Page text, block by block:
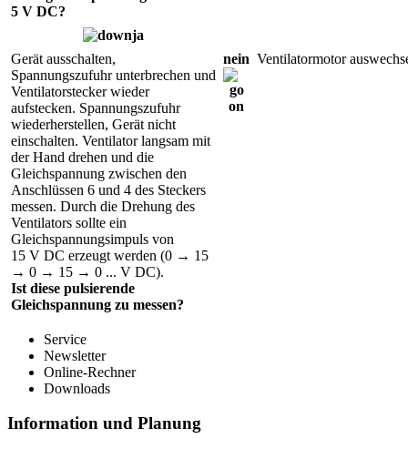
5 V DC?
ja
Gerät ausschalten,
Spannungszufuhr unterbrechen und
Ventilatorstecker wieder
aufstecken. Spannungszufuhr
wiederherstellen, Gerät nicht
einschalten. Ventilator langsam mit
der Hand drehen und die
Gleichspannung zwischen den
Anschlüssen 6 und 4 des Steckers
messen. Durch die Drehung des
Ventilators sollte ein
Gleichspannungsimpuls von
15 V DC erzeugt werden (0 → 15
→ 0 → 15 → 0 ... V DC).
Ist diese pulsierende
Gleichspannung zu messen?
nein Ventilatormotor
Service
Newsletter
Online-Rechner
Downloads
Information und Planung